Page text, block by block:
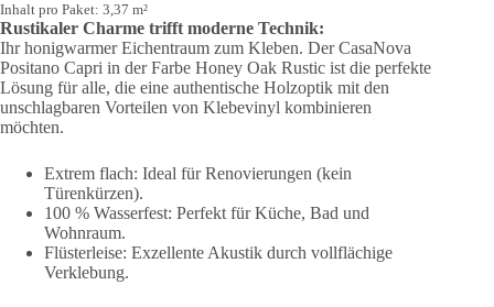
Inhalt pro Paket: 3,37 m²
Rustikaler Charme trifft moderne Technik:
Ihr honigwarmer Eichentraum zum Kleben. Der CasaNova
Positano Capri in der Farbe Honey Oak Rustic ist die perfekte
Lösung für alle, die eine authentische Holzoptik mit den
unschlagbaren Vorteilen von Klebevinyl kombinieren
möchten.
Extrem flach: Ideal für Renovierungen (kein
Türenkürzen).
100 % Wasserfest: Perfekt für Küche, Bad und
Wohnraum.
Flüsterleise: Exzellente Akustik durch vollflächige
Verklebung.